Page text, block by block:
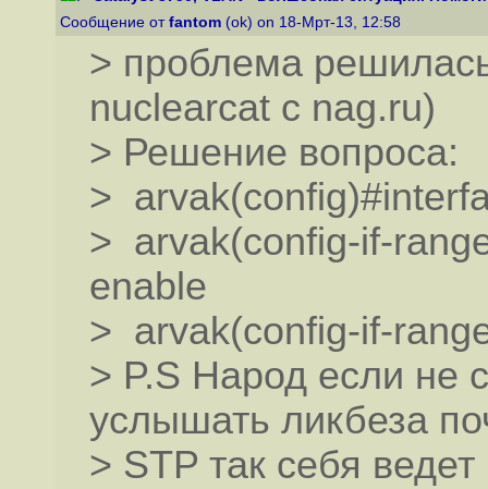
Сообщение от fantom (ok) on 18-Мрт-13, 12:58
> проблема
nuclearcat c nag.ru)
> Решение вопроса:
>
> arvak(config-if-
enable
> arvak(config-if-
> P.S Народ если не
услышать ликбеза
> STP так себя ведет